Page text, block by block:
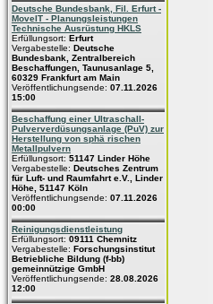
Deutsche Bundesbank, Fil. Erfurt -
MoveIT - Planungsleistungen
Technische Ausrüstung HKLS
Erfüllungsort: Erfurt
Vergabestelle: Deutsche
Bundesbank, Zentralbereich
Beschaffungen, Taunusanlage 5,
60329 Frankfurt am Main
Veröffentlichungsende: 07.11.2026
15:00
Beschaffung einer Ultraschall-
Pulververdüsungsanlage (PuV) zur
Herstellung von sphä rischen
Metallpulvern
Erfüllungsort: 51147 Linder Höhe
Vergabestelle: Deutsches Zentrum
für Luft- und Raumfahrt e.V., Linder
Höhe, 51147 Köln
Veröffentlichungsende: 07.11.2026
00:00
Reinigungsdienstleistung
Erfüllungsort: 09111 Chemnitz
Vergabestelle: Forschungsinstitut
Betriebliche Bildung (f-bb)
gemeinnützige GmbH
Veröffentlichungsende: 28.08.2026
12:00